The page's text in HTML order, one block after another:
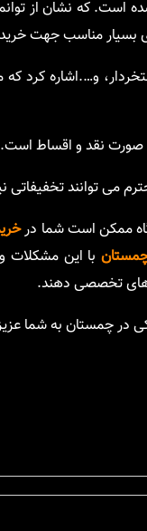
شده است. که نشان از
ای بسیار مناسب جهت
و….اشاره کرد
صورت نقد و اقساط است.
می توانند تخفیفاتی
ممکن است شما در
با این مشکلات
های تخصصی دهند.
در چمستان به شما